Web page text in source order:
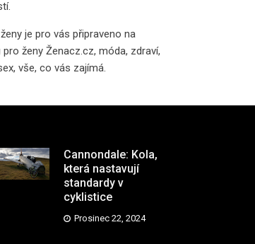
je pro vás připraveno na
pro ženy Ženacz.cz, móda, zdraví,
vše, co vás zajímá.
Cannondale: Kola,
která nastavují
standardy v
cyklistice
Prosinec 22, 2024